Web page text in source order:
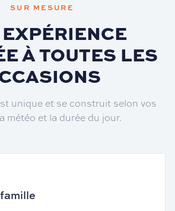
SUR MESURE
À TOUTES LES
unique et se construit selon vos
météo et la durée du jour.